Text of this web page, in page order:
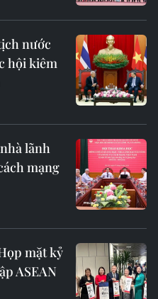
nước
hội kiêm
lãnh
mạng
mặt kỷ
ASEAN